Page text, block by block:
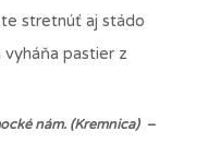
stretnúť aj stádo
pastier z
nám. (Kremnica) –